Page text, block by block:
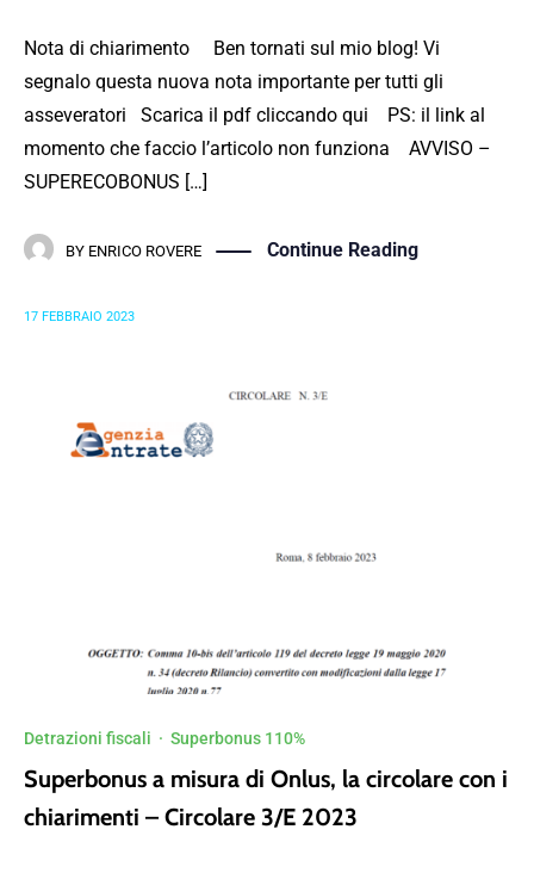
Nota di chiarimento Ben tornati sul mio blog! Vi
segnalo questa nuova nota importante per tutti gli
asseveratori Scarica il pdf cliccando qui PS: il link al
momento che faccio l’articolo non funziona AVVISO –
SUPERECOBONUS […]
BY ENRICO ROVERE Continue Reading
17 FEBBRAIO 2023
Detrazioni fiscali · Superbonus 110%
Superbonus a misura di Onlus, la circolare con i
chiarimenti – Circolare 3/E 2023